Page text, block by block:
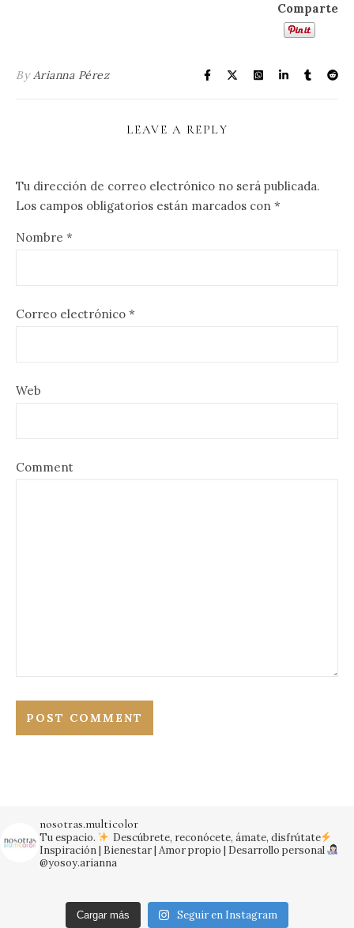
Comparte
ByArianna Pérez
LEAVE A REPLY
Tu dirección de correo electrónico no será publicada.
Los campos obligatorios están marcados con *
Nombre *
Correo electrónico *
Web
Comment
nosotras.multicolor
Tu espacio.
Descúbrete, reconócete, ámate, disfrútate
Inspiración | Bienestar | Amor propio | Desarrollo personal
@yosoy.arianna
Cargar más Seguir en Instagram